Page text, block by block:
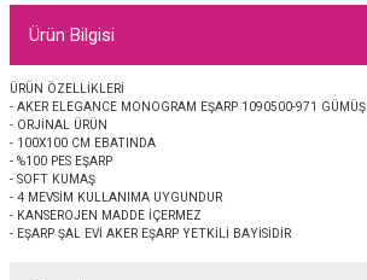
EŞARP 2025-2026 SONBAHAR KIŞ
EŞARP
JAKAR ŞAL
İpek Koton Şal
Ürün Bilgisi
ÜRÜN ÖZELLİKLERİ
- AKER ELEGANCE MONOGRAM EŞARP 1090500-971 GÜMÜŞ
- ORJİNAL ÜRÜN
- 100X100 CM EBATINDA
- %100 PES EŞARP
- SOFT KUMAŞ
- 4 MEVSİM KULLANIMA UYGUNDUR
- KANSEROJEN MADDE İÇERMEZ
- EŞARP ŞAL EVİ AKER EŞARP YETKİLİ BAYİSİDİR